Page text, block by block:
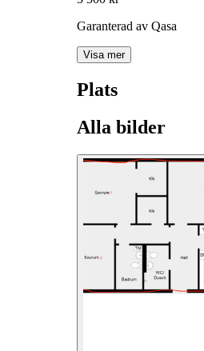
Garanterad av Qasa
Visa mer
Plats
Alla bilder